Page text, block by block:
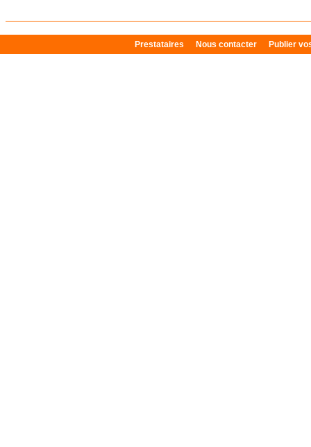
Prestataires Nous contacter Publier